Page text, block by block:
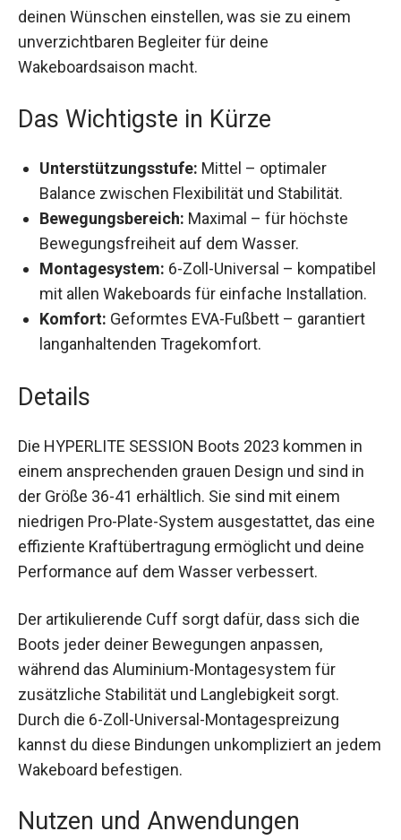
deinen Wünschen einstellen, was sie zu einem
unverzichtbaren Begleiter für deine
Wakeboardsaison macht.
Das Wichtigste in Kürze
Unterstützungsstufe: Mittel – optimaler
Balance zwischen Flexibilität und Stabilität.
Bewegungsbereich: Maximal – für höchste
Bewegungsfreiheit auf dem Wasser.
Montagesystem: 6-Zoll-Universal – kompatibel
mit allen Wakeboards für einfache Installation.
Komfort: Geformtes EVA-Fußbett – garantiert
langanhaltenden Tragekomfort.
Details
Die HYPERLITE SESSION Boots 2023 kommen in
einem ansprechenden grauen Design und sind in
der Größe 36-41 erhältlich. Sie sind mit einem
niedrigen Pro-Plate-System ausgestattet, das eine
effiziente Kraftübertragung ermöglicht und deine
Performance auf dem Wasser verbessert.
Der artikulierende Cuff sorgt dafür, dass sich die
Boots jeder deiner Bewegungen anpassen,
während das Aluminium-Montagesystem für
zusätzliche Stabilität und Langlebigkeit sorgt.
Durch die 6-Zoll-Universal-Montagespreizung
kannst du diese Bindungen unkompliziert an jedem
Wakeboard befestigen.
Nutzen und Anwendungen